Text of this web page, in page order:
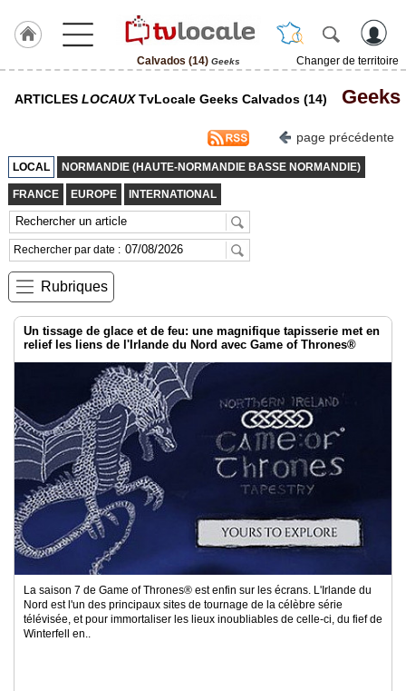
Calvados (14) Geeks
Changer de territoire
Calvados
(14)
TvLocale
France
RUBRIQUES
Agenda
Vidéos
Médias
du
groupe
Blogs
Prémium
Inscription
annuaire
Accès
éditeur
ARTICLES LOCAUXTvLocale Geeks Calvados (14) Geeks
page précédente
LOCAL NORMANDIE (HAUTE-NORMANDIE BASSE NORMANDIE)
FRANCE EUROPE INTERNATIONAL
Rechercher par date :
Rubriques
Un tissage de glace et de feu: une magnifique tapisserie met en
relief les liens de l'Irlande du Nord avec Game of Thrones®
La saison 7 de Game of Thrones® est enfin sur les écrans. L'Irlande du
Nord est l'un des principaux sites de tournage de la célèbre série
télévisée, et pour immortaliser les lieux inoubliables de celle-ci, du fief de
Winterfell en..